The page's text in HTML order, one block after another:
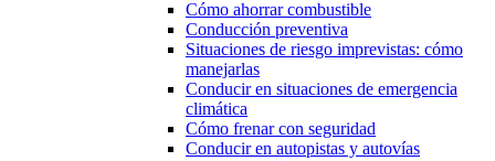
Cómo ahorrar combustible
Conducción preventiva
Situaciones de riesgo imprevistas: cómo
manejarlas
Conducir en situaciones de emergencia
climática
Cómo frenar con seguridad
Conducir en autopistas y autovías